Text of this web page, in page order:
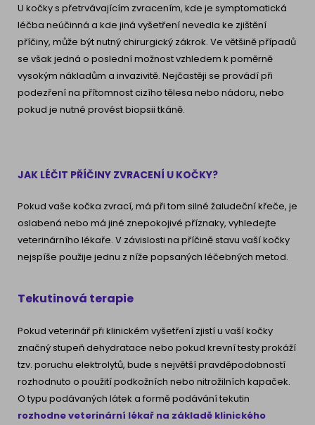
U kočky s přetrvávajícím zvracením, kde je symptomatická
léčba neúčinná a kde jiná vyšetření nevedla ke zjištění
příčiny, může být nutný chirurgický zákrok. Ve většině případů
se však jedná o poslední možnost vzhledem k poměrně
vysokým nákladům a invazivitě. Nejčastěji se provádí při
podezření na přítomnost cizího tělesa nebo nádoru, nebo
pokud je nutné provést biopsii tkáně.
JAK LÉČIT PŘÍČINY ZVRACENÍ U KOČKY?
Pokud vaše kočka zvrací, má při tom silné žaludeční křeče, je
oslabená nebo má jiné znepokojivé příznaky, vyhledejte
veterinárního lékaře. V závislosti na příčině stavu vaší kočky
nejspíše použije jednu z níže popsaných léčebných metod.
Tekutinová terapie
Pokud veterinář při klinickém vyšetření zjistí u vaší kočky
značný stupeň dehydratace nebo pokud krevní testy prokáží
tzv. poruchu elektrolytů, bude s největší pravděpodobností
rozhodnuto o použití podkožních nebo nitrožilních kapaček.
O typu podávaných látek a formě podávání tekutin
rozhodne veterinární lékař na základě klinického